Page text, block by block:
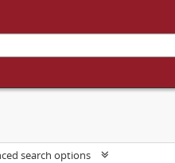
search options